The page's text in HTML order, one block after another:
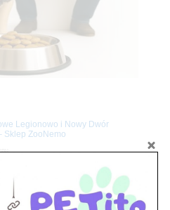
Legionowo i Nowy Dwór
Sklep ZooNemo
arcydzieło: Najpiękniejsze
w ZooNemo – Legionowo i